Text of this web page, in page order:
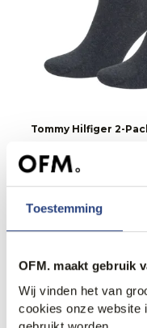
Toestemming
OFM. maakt gebruik
Wij vinden het van
cookies onze website
Tommy Hilfiger 2-